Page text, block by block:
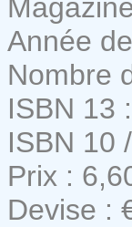
Année
Nombre
ISBN 13
ISBN 10
Prix :
Devise :